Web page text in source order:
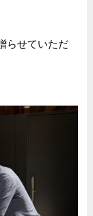
らせていただ